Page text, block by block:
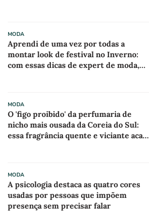
MODA
Aprendi de uma vez por todas a
montar look de festival no Inverno:
com essas dicas de expert de moda,
MODA
O 'figo proibido' da perfumaria de
nicho mais ousada da Coreia do Sul:
essa fragrância quente e viciante acaba
MODA
A psicologia destaca as quatro cores
usadas por pessoas que impõem
presença sem precisar falar